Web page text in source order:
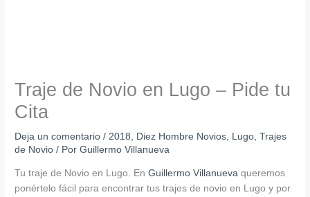
Traje de Novio en Lugo – Pide tu
Cita
Deja un comentario /2018, Diez Hombre Novios, Lugo,Trajes
de Novio / PorGuillermo Villanueva
Tu traje de Novio en Lugo. EnGuillermo Villanueva queremos
ponértelo fácil para encontrar tus trajes de novio en Lugo y por